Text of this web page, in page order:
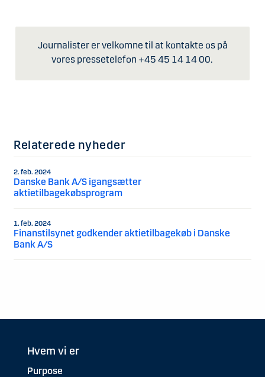
Journalister er velkomne til at kontakte os på
vores pressetelefon +45 45 14 14 00.
Relaterede nyheder
2. feb. 2024
Danske Bank A/S igangsætter
aktietilbagekøbsprogram
1. feb. 2024
Finanstilsynet godkender aktietilbagekøb i Danske
Bank A/S
Hvem vi er
Purpose